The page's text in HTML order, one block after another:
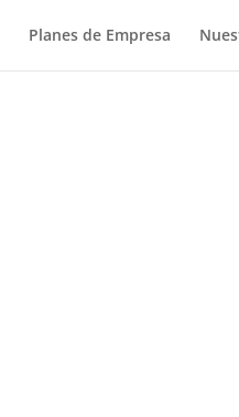
Planes de Empresa